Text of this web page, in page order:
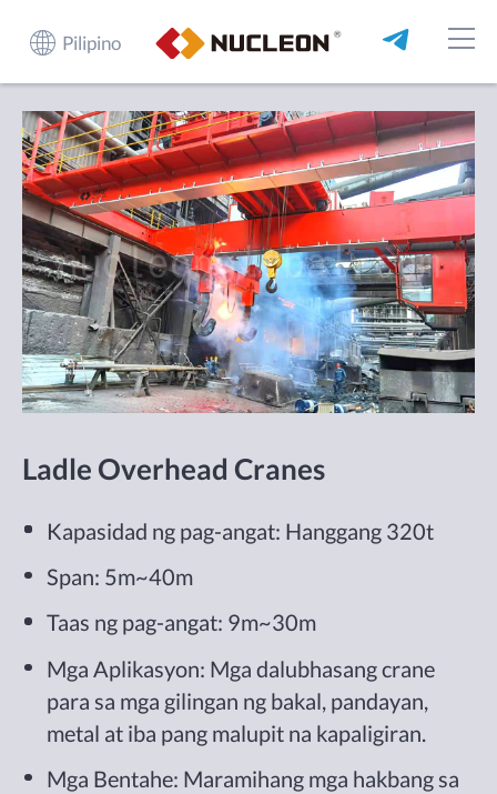
Pilipino
Ladle Overhead Cranes
Kapasidad ng pag-angat: Hanggang 320t
Span: 5m~40m
Taas ng pag-angat: 9m~30m
Mga Aplikasyon: Mga dalubhasang crane
para sa mga gilingan ng bakal, pandayan,
metal at iba pang malupit na kapaligiran.
Mga Bentahe: Maramihang mga hakbang sa